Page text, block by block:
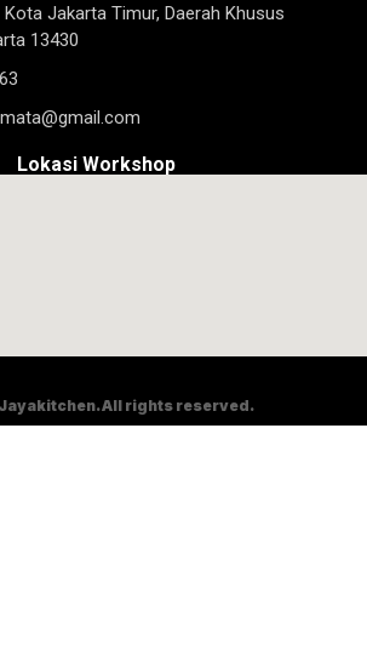
Kota Jakarta Timur, Daerah Khusus
13430
Lokasi Workshop
All rights reserved.